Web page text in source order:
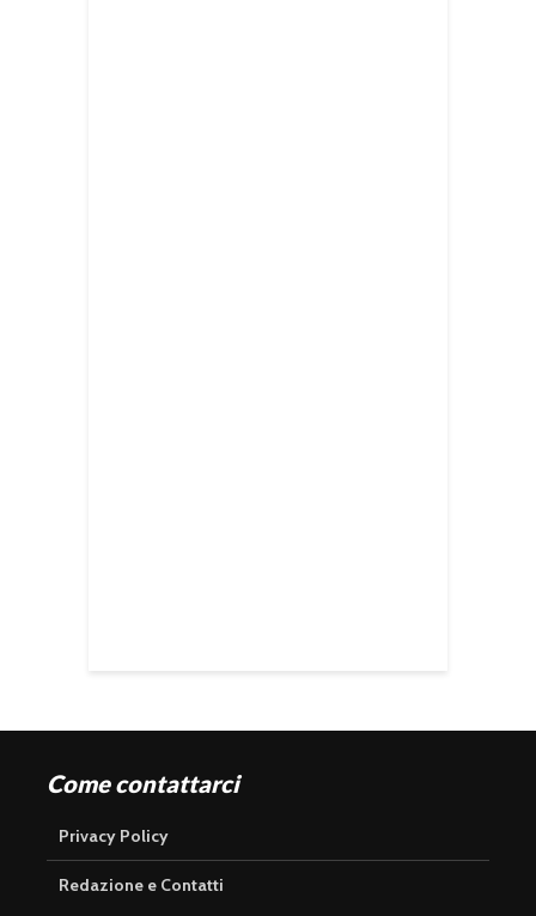
Come contattarci
Privacy Policy
Redazione e Contatti